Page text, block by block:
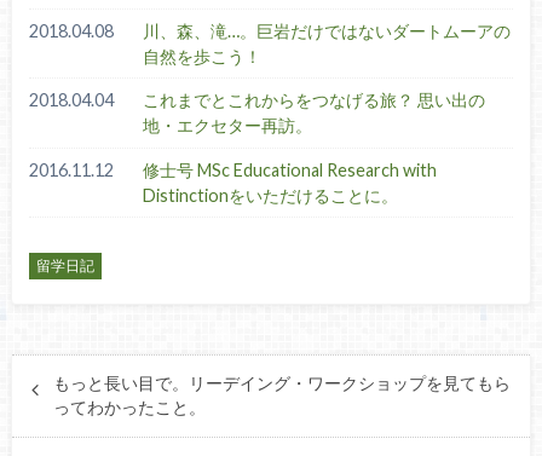
2018.04.08
川、森、滝…。巨岩だけではないダートムーアの
自然を歩こう！
2018.04.04
これまでとこれからをつなげる旅？ 思い出の
地・エクセター再訪。
2016.11.12
修士号 MSc Educational Research with
Distinctionをいただけることに。
留学日記
もっと長い目で。リーデイング・ワークショップを見てもら
ってわかったこと。